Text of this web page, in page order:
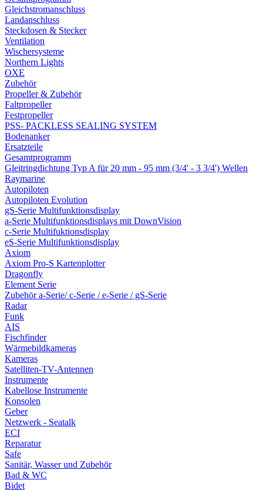
Gleichstromanschluss
Landanschluss
Steckdosen & Stecker
Ventilation
Wischersysteme
Northern Lights
OXE
Zubehör
Propeller & Zubehör
Faltpropeller
Festpropeller
PSS- PACKLESS SEALING SYSTEM
Bodenanker
Ersatzteile
Gesamtprogramm
Gleitringdichtung Typ A für 20 mm - 95 mm (3/4' - 3 3/4') Wellen
Raymarine
Autopiloten
Autopiloten Evolution
gS-Serie Multifunktionsdisplay
a-Serie Multifunktionsdisplays mit DownVision
c-Serie Multifuktionsdisplay
eS-Serie Multifunktionsdisplay
Axiom
Axiom Pro-S Kartenplotter
Dragonfly
Element Serie
Zubehör a-Serie/ c-Serie / e-Serie / gS-Serie
Radar
Funk
AIS
Fischfinder
Wärmebildkameras
Kameras
Satelliten-TV-Antennen
Instrumente
Kabellose Instrumente
Konsolen
Geber
Netzwerk - Seatalk
ECI
Reparatur
Safe
Sanitär, Wasser und Zubehör
Bad & WC
Bidet